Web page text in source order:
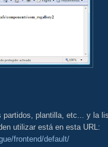
partidos, plantilla, etc... y la
utilizar está en esta URL:
frontend/default/